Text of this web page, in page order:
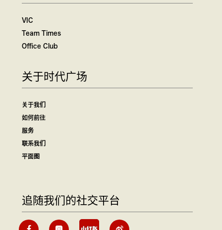
VIC
Team Times
Office Club
关于时代广场
关于我们
如何前往
服务
联系我们
平面图
追随我们的社交平台